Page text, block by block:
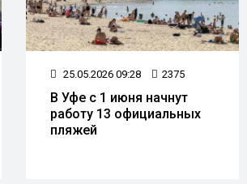
25.05.2026 09:28 2375
В Уфе с 1 июня начнут
работу 13 официальных
пляжей